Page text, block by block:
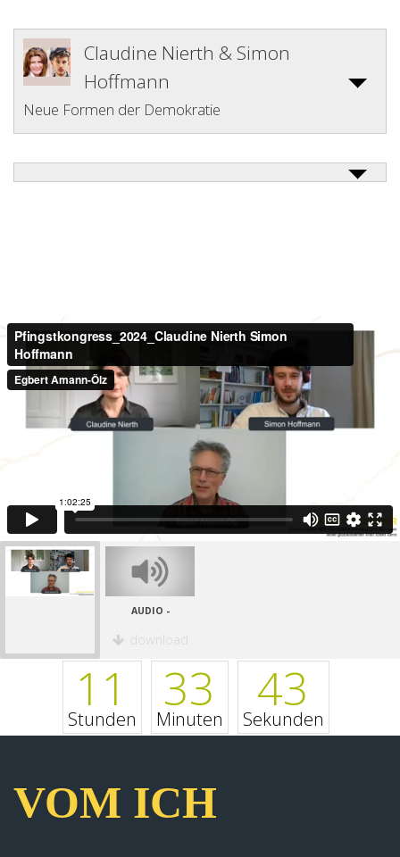
Claudine Nierth & Simon
Hoffmann
Neue Formen der Demokratie
AUDIO -
download
11
Stunden
33
Minuten
43
Sekunden
VOM ICH